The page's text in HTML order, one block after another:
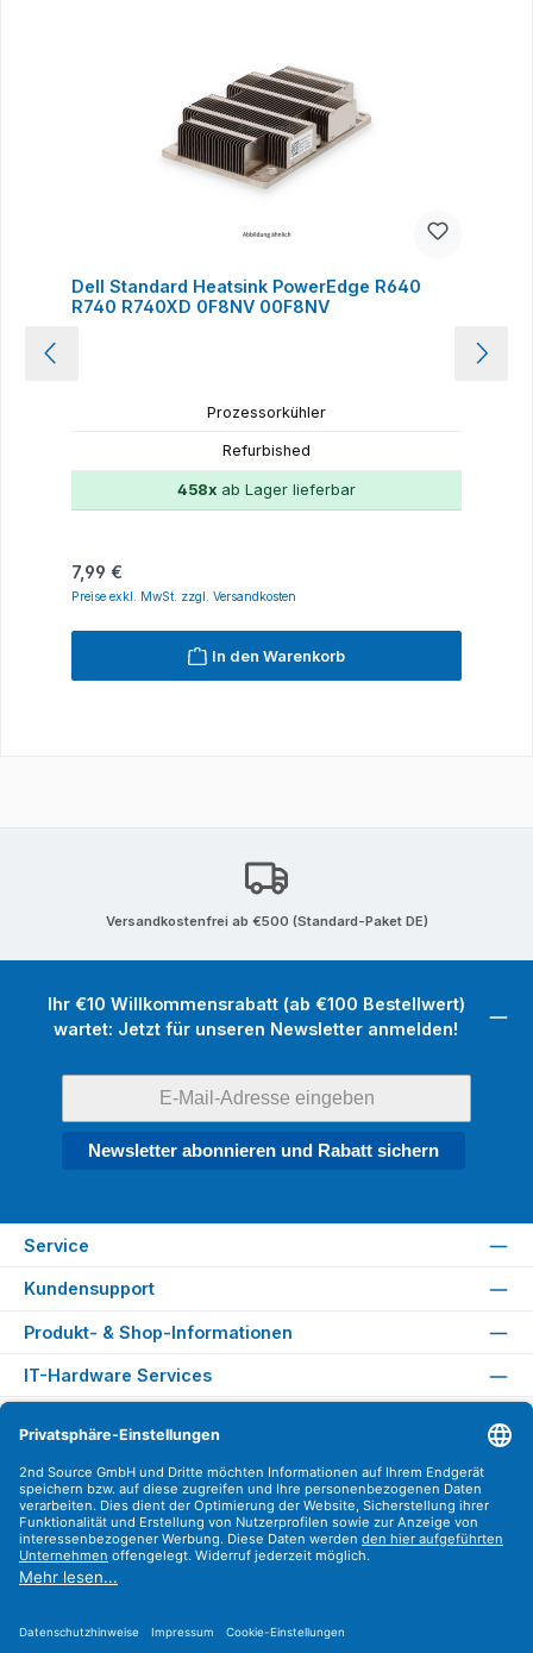
Dell Standard Heatsink PowerEdge R640
R740 R740XD 0F8NV 00F8NV
Prozessorkühler
Refurbished
458x ab Lager lieferbar
Regulärer Preis:
7,99 €
Preise exkl. MwSt. zzgl. Versandkosten
In den Warenkorb
Versandkostenfrei ab €500 (Standard-Paket DE)
Ihr €10 Willkommensrabatt (ab €100 Bestellwert)
wartet: Jetzt für unseren Newsletter anmelden!
Newsletter abonnieren und Rabatt sichern
Service
Kundensupport
Produkt- & Shop-Informationen
IT-Hardware Services
Versandarten
Zahlungsarten
Sicher Einkaufen
Find us on